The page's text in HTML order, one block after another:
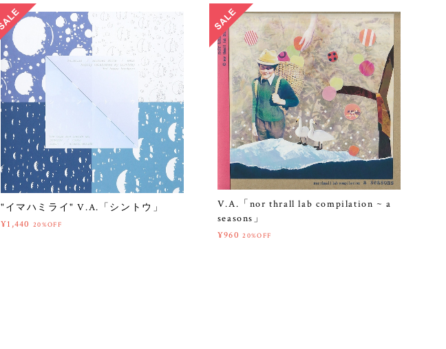
"イマハミライ" V.A.「シントウ」
¥1,440 20%OFF
V.A.「nor thrall lab compilation ~ a
seasons」
¥960 20%OFF